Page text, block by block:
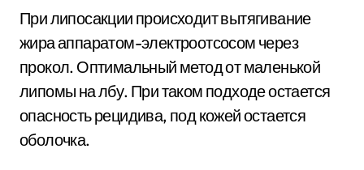
При липосакции происходит вытягивание
жира аппаратом-электроотсосом через
прокол. Оптимальный метод от маленькой
липомы на лбу. При таком подходе остается
опасность рецидива, под кожей остается
оболочка.